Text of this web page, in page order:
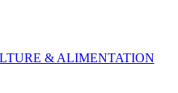
& ALIMENTATION